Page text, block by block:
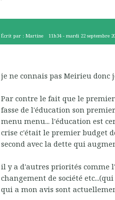
Écrit par : Martine 11h34 -mardi 22 septembre
je ne connais pas Meirieu donc
Par contre le fait que le
fasse de l'éducation son
menu menu... l'éducation est
crise c'était le premier budget
second avec la dette qui
il y a d'autres priorités comme
changement de société
qui a mon avis sont